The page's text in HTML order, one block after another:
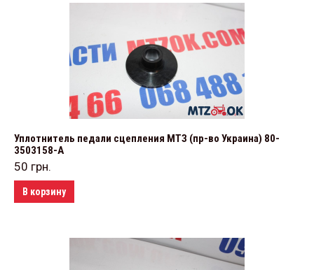
Уплотнитель педали сцепления МТЗ (пр-во Украина) 80-
3503158-А
50 грн.
В корзину